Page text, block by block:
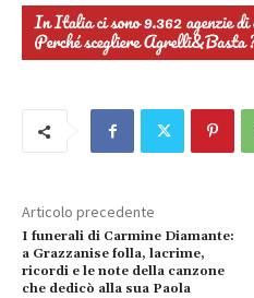
Articolo precedente
I funerali di Carmine Diamante:
a Grazzanise folla, lacrime,
ricordi e le note della canzone
che dedicò alla sua Paola